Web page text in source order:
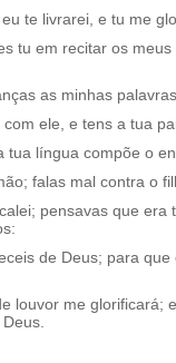
te livrarei, e tu me
tu em recitar os
as minhas
ele, e tens a tua
tua língua compõe o
falas mal contra o
pensavas que
de Deus; para
louvor me glorificará;